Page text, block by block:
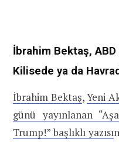
İbrahim Bektaş, ABD
Kilisede ya da
İbrahim Bektaş,Yeni
günü yayınlanan
Trump!” başlıklı yazısı